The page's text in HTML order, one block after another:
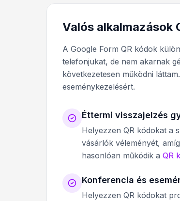
Valós alkalmazások
A Google Form QR kódok
telefonjukat, de nem akarnak
következetesen működni
eseménykezelésért.
Éttermi visszajelzés
Helyezzen QR kódokat a
vásárlók véleményét,
hasonlóan működik a QR
Konferencia és
Helyezzen QR kódokat